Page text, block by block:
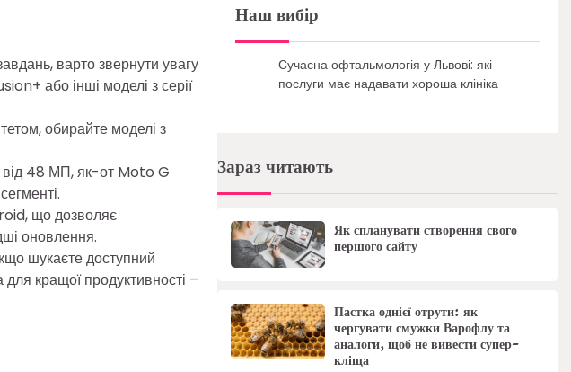
варто звернути увагу
або інші моделі з серії
обирайте моделі з
від 48 МП, як-от Moto G
що дозволяє
оновлення.
шукаєте доступний
кращої продуктивності –
Наш вибір
Сучасна офтальмологія у Львові: які
послуги має надавати хороша клініка
Зараз читають
Як спланувати створення свого
першого сайту
Пастка однієї отрути: як
чергувати смужки Варофлу та
аналоги, щоб не вивести супер-
кліща